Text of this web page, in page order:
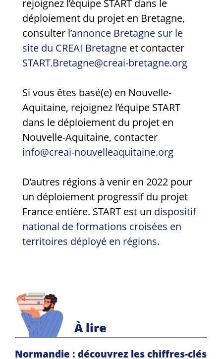
rejoignez l’équipe START dans le
déploiement du projet en Bretagne,
consulter l’annonce Bretagne sur le
site du CREAI Bretagne et contacter
START.Bretagne@creai-bretagne.org
Si vous êtes basé(e) en Nouvelle-
Aquitaine, rejoignez l’équipe START
dans le déploiement du projet en
Nouvelle-Aquitaine, contacter
info@creai-nouvelleaquitaine.org
D’autres régions à venir en 2022 pour
un déploiement progressif du projet
France entière. START est un dispositif
national de formations croisées en
territoires déployé en régions.
À lire
Normandie : découvrez les chiffres-clés